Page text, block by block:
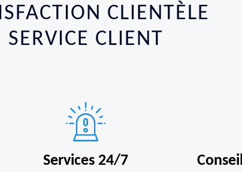
CLIENTÈLE
SERVICE CLIENT
Services 24/7